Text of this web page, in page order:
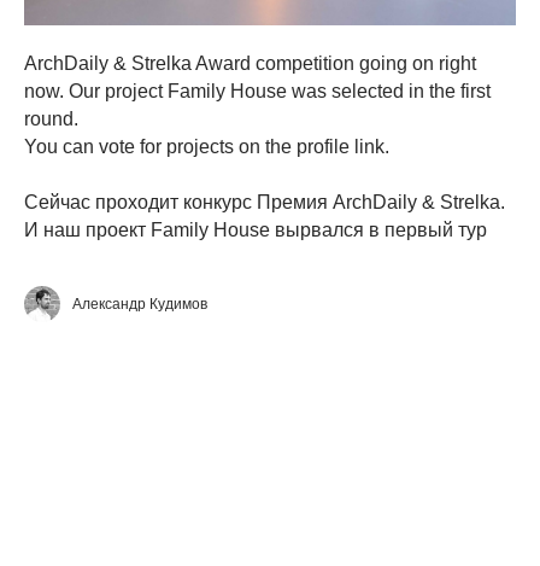
ArchDaily & Strelka Award competition going on right
now. Our project Family House was selected in the first
round.
You can vote for projects on the profile link.
Сейчас проходит конкурс Премия ArchDaily & Strelka.
И наш проект Family House вырвался в первый тур
Александр Кудимов